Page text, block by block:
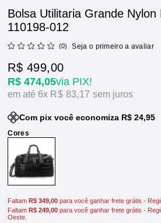
Bolsa Utilitaria Grande Nylon
110198-012
(0) Seja o primeiro a avaliar
R$ 474,05via PIX!
R$ 499,00
6x R$ 83,17sem juros
Com pix você economiza R$ 24,95
FaltamR$ 349,00 para você ganhar frete grátis -
FaltamR$ 249,00 para você ganhar frete grátis -
Oeste.